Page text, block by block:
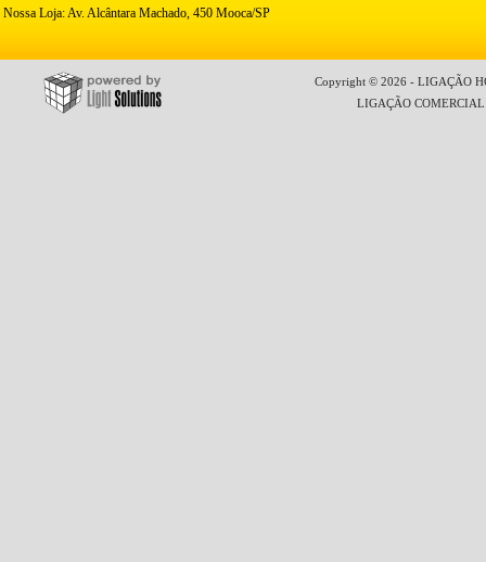
Nossa Loja: Av. Alcântara Machado, 450 Mooca/SP
Copyright © 2026 - LIGAÇÃO
LIGAÇÃO